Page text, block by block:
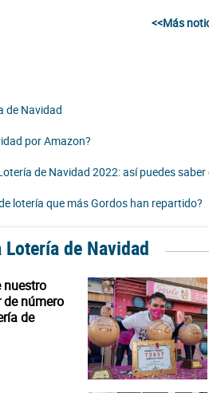
<<Más
de Navidad
por Amazon?
de Navidad 2022: así puedes
lotería que más Gordos han repartido?
de Navidad
nuestro
número
de